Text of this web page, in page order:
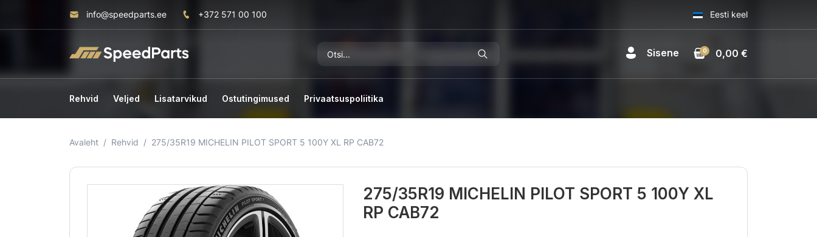
info@speedparts.ee +372 571 00 100 Eesti keel
Sisene 0,00 €
0
Rehvid Veljed Lisatarvikud Ostutingimused Privaatsuspoliitika
Avaleht Rehvid 275/35R19 MICHELIN PILOT SPORT 5 100Y XL RP CAB72
275/35R19 MICHELIN PILOT SPORT 5 100Y XL
RP CAB72